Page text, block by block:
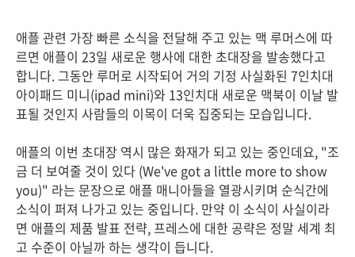
애플 관련 가장 빠른 소식을 전달해 주고 있는 맥 루머스에 따
르면 애플이 23일 새로운 행사에 대한 초대장을 발송했다고
합니다. 그동안 루머로 시작되어 거의 기정 사실화된 7인치대
아이패드 미니(ipad mini)와 13인치대 새로운 맥북이 이날 발
표될 것인지 사람들의 이목이 더욱 집중되는 모습입니다.
애플의 이번 초대장 역시 많은 화재가 되고 있는 중인데요, "조
금 더 보여줄 것이 있다 (We've got a little more to show
you)" 라는 문장으로 애플 매니아들을 열광시키며 순식간에
소식이 퍼져 나가고 있는 중입니다. 만약 이 소식이 사실이라
면 애플의 제품 발표 전략, 프레스에 대한 공략은 정말 세계 최
고 수준이 아닐까 하는 생각이 듭니다.